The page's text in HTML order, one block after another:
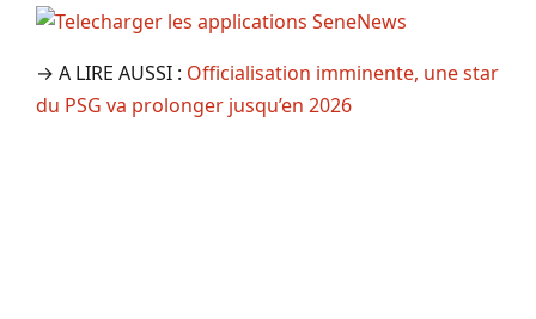
→ A LIRE AUSSI : Officialisation imminente, une star
du PSG va prolonger jusqu’en 2026